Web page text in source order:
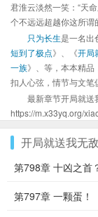
君淮云淡然一笑：“天
个不远远超越你这所谓
只为长生是一名出
短到了极点》、《开局
一族》、等，本本精品
扣人心弦，情节与文笔
最新章节开局就送
https://m.x33yq.org/
开局就送我无
第798章 十凶之首
第797章 一颗蛋！